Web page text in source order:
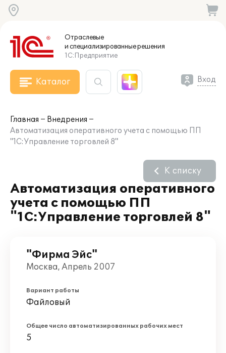
Отраслевые
и специализированныерешения
1С:Предприятие
Каталог Вход
Главная
Внедрения
Автоматизация оперативного учета с помощью ПП
"1С:Управление торговлей 8"
Автоматизация оперативного
учета с помощью ПП
"1С:Управление торговлей 8"
К списку
"Фирма Эйс"
Москва, Апрель 2007
Вариант работы
Файловый
Общее число автоматизированных рабочих мест
5